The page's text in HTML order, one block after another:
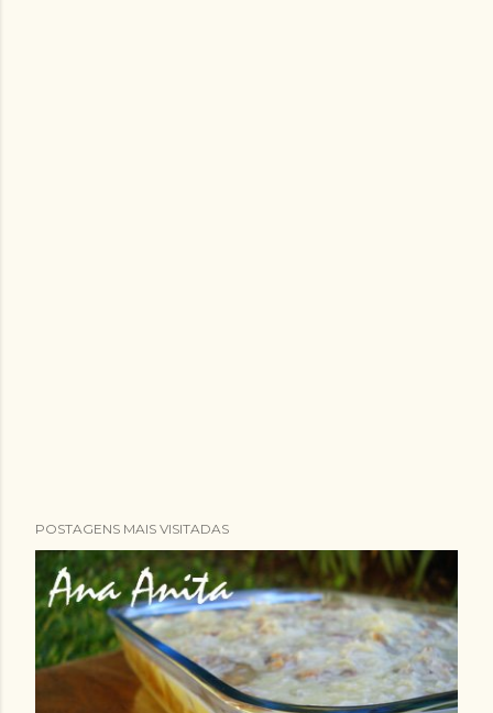
POSTAGENS MAIS VISITADAS